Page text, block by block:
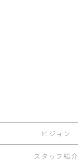
ビジョン
スタッフ紹介